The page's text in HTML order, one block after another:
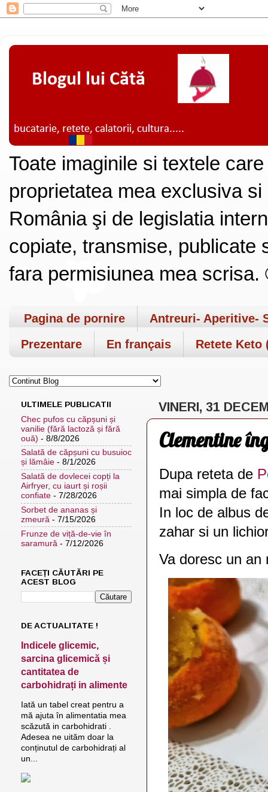
Toate imaginile si textele
proprietatea mea exclusiva
România şi de legislatia
copiate, transmise, publicate
fara permisiunea mea
Pagina de pornire
Antreuri- Aperitive-
Prezentare
En français Retete Keto
VINERI, 31
Clementine
Dupa reteta de
mai simpla de
In loc de albus
zahar si un
Va doresc un an
ULTIMELE PUBLICATII
Chec pufos cu căpșuni și
vanilie (fără lactoză și fără
ouă) - 8/8/2026
Salată de căpșuni cu busuioc
și lămâie - 8/1/2026
Salată de dovlecei copți la
Airfryer, cu iaurt și roșii
confiate - 7/28/2026
Sorbet de ananas și
zmeură - 7/15/2026
Frunze de viță-de-vie în
saramură - 7/12/2026
FACEȚI CĂUTĂRI PE
ACEST BLOG
DE ACTUALITATE !
Indicele glicemic,
sarcina glicemică și
cantitatea de
carbohidrați in alimente
Iată un tabel creat pentru a
mă ajuta în alimentatia mea
scăzută in carbohidrati .
Adesea ne uităm doar la
conținutul de carbohidrați al
un...